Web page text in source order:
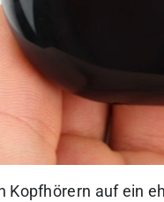
Kopfhörern auf ein